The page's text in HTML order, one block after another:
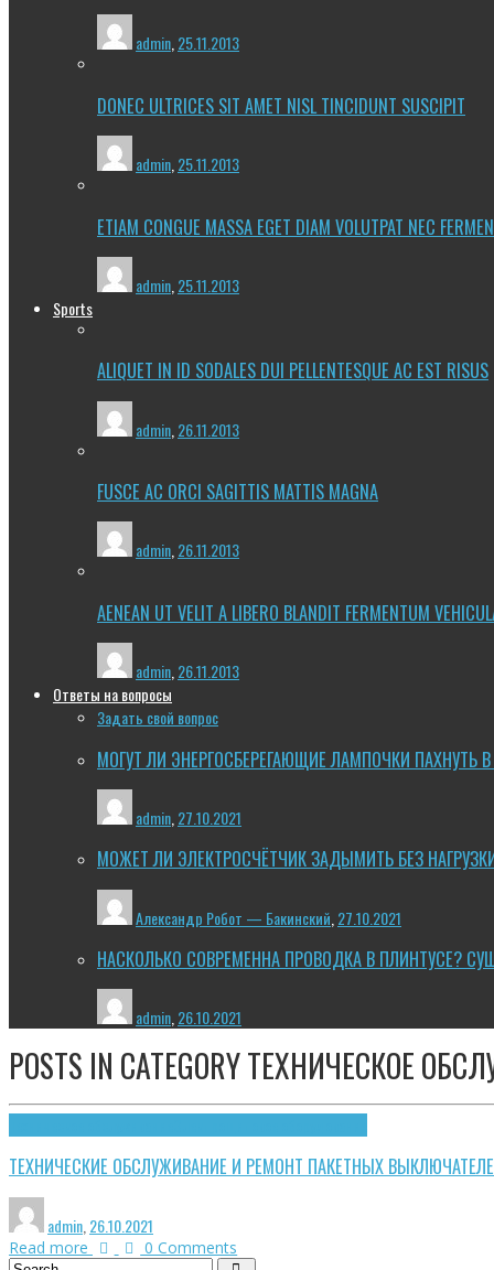
admin,25.11.2013
DONEC ULTRICES SIT AMET NISL TINCIDUNT SUSCIPIT
admin 25.11.2013
ETIAM CONGUE MASSA EGET DIAM VOLUTPAT NEC
admin 25.11.2013
Sports
ALIQUET IN ID SODALES DUI PELLENTESQUE AC EST RISUS
admin 26.11.2013
FUSCE AC ORCI SAGITTIS MATTIS MAGNA
admin,26.11.2013
AENEAN UT VELIT A LIBERO BLANDIT FERMENTUM
admin 26.11.2013
Ответы на вопросы
Задать свой вопрос
МОГУТ ЛИ ЭНЕРГОСБЕРЕГАЮЩИЕ ЛАМПОЧКИ ПАХНУТЬ
admin 27.10.2021
МОЖЕТ ЛИ ЭЛЕКТРОСЧЁТЧИК ЗАДЫМИТЬ БЕЗ
Александр Робот — Бакинский 27.10.2021
НАСКОЛЬКО СОВРЕМЕННА ПРОВОДКА В ПЛИНТУСЕ?
admin,26.10.2021
POSTS IN CATEGORYТЕХНИЧЕСКОЕ
ТЕХНИЧЕСКИЕ ОБСЛУЖИВАНИЕ И РЕМОНТ ПАКЕТНЫХ
admin 26.10.2021
Read more 0 Comments